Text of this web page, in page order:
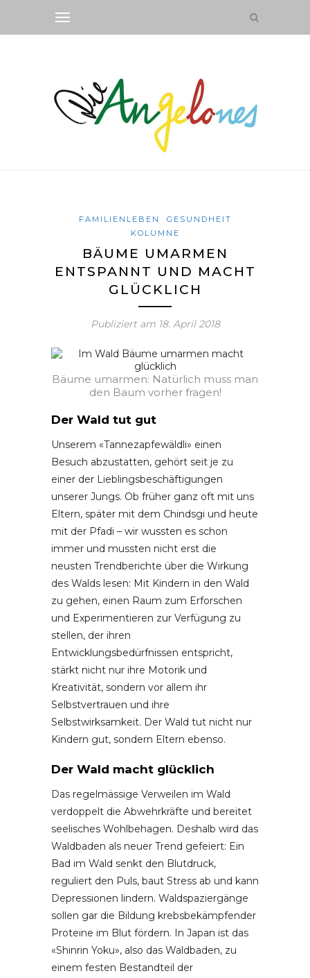
FAMILIENLEBEN
GESUNDHEIT
KOLUMNE
BÄUME UMARMEN
ENTSPANNT UND MACHT
GLÜCKLICH
Publiziert am 18. April 2018
Bäume umarmen: Natürlich muss man
den Baum vorher fragen!
Der Wald tut gut
Unserem «Tannezapfewäldli» einen
Besuch abzustatten, gehört seit je zu
einer der Lieblingsbeschäftigungen
unserer Jungs. Ob früher ganz oft mit uns
Eltern, später mit dem Chindsgi und heute
mit der Pfadi – wir wussten es schon
immer und mussten nicht erst die
neusten Trendberichte über die Wirkung
des Walds lesen: Mit Kindern in den Wald
zu gehen, einen Raum zum Erforschen
und Experimentieren zur Verfügung zu
stellen, der ihren
Entwicklungsbedürfnissen entspricht,
stärkt nicht nur ihre Motorik und
Kreativität, sondern vor allem ihr
Selbstvertrauen und ihre
Selbstwirksamkeit. Der Wald tut nicht nur
Kindern gut, sondern Eltern ebenso.
Der Wald macht glücklich
Das regelmässige Verweilen im Wald
verdoppelt die Abwehrkräfte und bereitet
seelisches Wohlbehagen. Deshalb wird das
Waldbaden als neuer Trend gefeiert: Ein
Bad im Wald senkt den Blutdruck,
reguliert den Puls, baut Stress ab und kann
Depressionen lindern. Waldspaziergänge
sollen gar die Bildung krebsbekämpfender
Proteine im Blut fördern. In Japan ist das
«Shinrin Yoku», also das Waldbaden, zu
einem festen Bestandteil der